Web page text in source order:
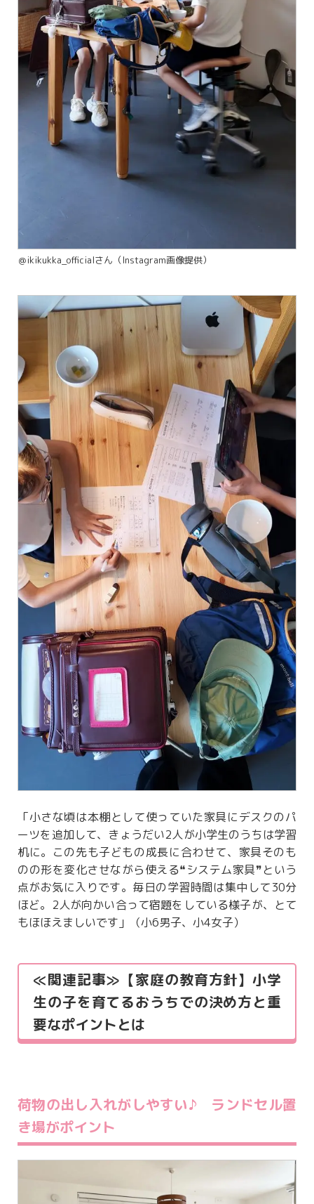
＠ikikukka_officialさん（Instagram画像提供）
「小さな頃は本棚として使っていた家具にデスクのパ
ーツを追加して、きょうだい2人が小学生のうちは学習
机に。この先も子どもの成長に合わせて、家具そのも
のの形を変化させながら使える❝システム家具❞という
点がお気に入りです。毎日の学習時間は集中して30分
ほど。2人が向かい合って宿題をしている様子が、とて
もほほえましいです」（小6男子、小4女子）
≪関連記事≫【家庭の教育方針】小学
生の子を育てるおうちでの決め方と重
要なポイントとは
荷物の出し入れがしやすい♪ ランドセル置
き場がポイント